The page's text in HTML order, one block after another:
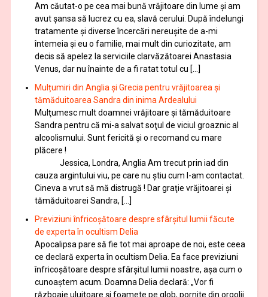
Am căutat-o pe cea mai bună vrăjitoare din lume și am
avut șansa să lucrez cu ea, slavă cerului. După îndelungi
tratamente şi diverse încercări nereușite de a-mi
întemeia şi eu o familie, mai mult din curiozitate, am
decis să apelez la serviciile clarvăzătoarei Anastasia
Venus, dar nu înainte de a fi ratat totul cu […]
Mulțumiri din Anglia și Grecia pentru vrăjitoarea și
tămăduitoarea Sandra din inima Ardealului
Mulţumesc mult doamnei vrăjitoare și tămăduitoare
Sandra pentru că mi-a salvat soţul de viciul groaznic al
alcoolismului. Sunt fericită și o recomand cu mare
plăcere !
Jessica, Londra, Anglia Am trecut prin iad din
cauza argintului viu, pe care nu știu cum l-am contactat.
Cineva a vrut să mă distrugă ! Dar graţie vrăjitoarei și
tămăduitoarei Sandra, […]
Previziuni înfricoșătoare despre sfârșitul lumii făcute
de experta în ocultism Delia
Apocalipsa pare să fie tot mai aproape de noi, este ceea
ce declară experta în ocultism Delia. Ea face previziuni
înfricoșătoare despre sfârșitul lumii noastre, așa cum o
cunoaștem acum. Doamna Delia declară: „Vor fi
războaie uluitoare și foamete pe glob, pornite din orgolii